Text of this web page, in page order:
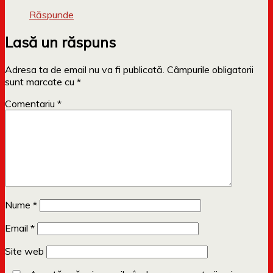
Răspunde
Lasă un răspuns
Adresa ta de email nu va fi publicată. Câmpurile obligatorii
sunt marcate cu *
Comentariu *
Nume *
Email *
Site web